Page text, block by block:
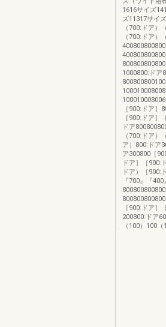
1616サイズ
ズ11317サイ
（700:ドア）
（700:ドア
1000800:ドア
［900:ドア］
［900:ドア］
ドア
（700:ドア）
ア）800:ドア
ア300800［
ドア］［900:
ドア）［900:
『700』『
［900:ドア］
200800:ドア
（100）100（